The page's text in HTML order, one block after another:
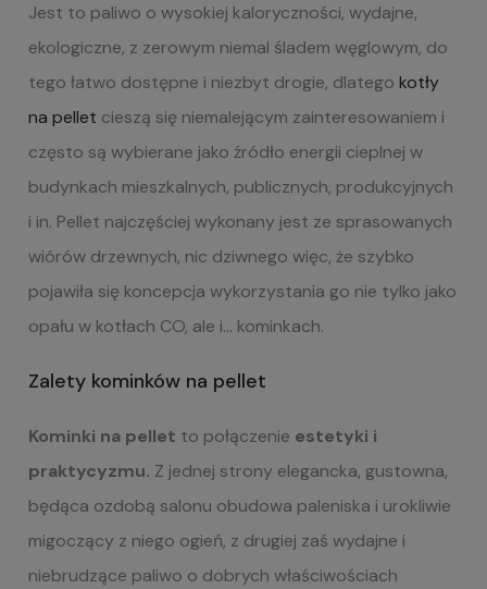
Jest to paliwo o wysokiej kaloryczności, wydajne,
ekologiczne, z zerowym niemal śladem węglowym, do
tego łatwo dostępne i niezbyt drogie, dlatego kotły
na pellet cieszą się niemalejącym zainteresowaniem i
często są wybierane jako źródło energii cieplnej w
budynkach mieszkalnych, publicznych, produkcyjnych
i in. Pellet najczęściej wykonany jest ze sprasowanych
wiórów drzewnych, nic dziwnego więc, że szybko
pojawiła się koncepcja wykorzystania go nie tylko jako
opału w kotłach CO, ale i… kominkach.
Zalety kominków na pellet
Kominki na pellet to połączenie estetyki i
praktycyzmu. Z jednej strony elegancka, gustowna,
będąca ozdobą salonu obudowa paleniska i urokliwie
migoczący z niego ogień, z drugiej zaś wydajne i
niebrudzące paliwo o dobrych właściwościach